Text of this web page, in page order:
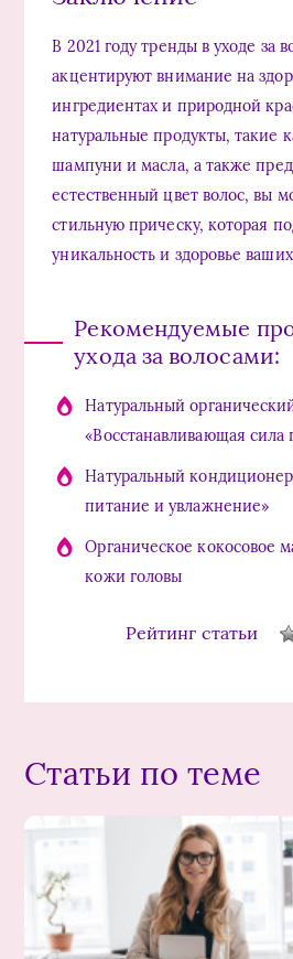
В 2021 году тренды в уходе за
акцентируют внимание на
ингредиентах и природной
натуральные продукты, такие
шампуни и масла, а также
естественный цвет волос, вы
стильную прическу, которая
уникальность и здоровье
Рекомендуемые
ухода за волосами:
Натуральный
«Восстанавливающая сила
Натуральный
питание и увлажнение»
Органическое кокосовое
кожи головы
Рейтинг статьи
Статьи по теме